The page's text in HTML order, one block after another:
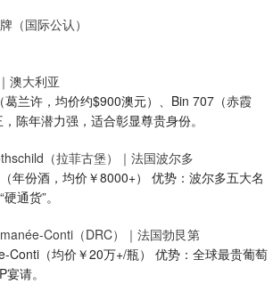
（国际公认）
澳大利亚
兰许，均价约$900澳元）、Bin 707（赤霞
陈年潜力强，适合彰显尊贵身份。
（拉菲古堡）｜法国波尔多
年份酒，均价￥8000+） 优势：波尔多五大名
通货”。
Conti（DRC）｜法国勃艮第
Conti（均价￥20万+/瓶） 优势：全球最贵葡萄
请。